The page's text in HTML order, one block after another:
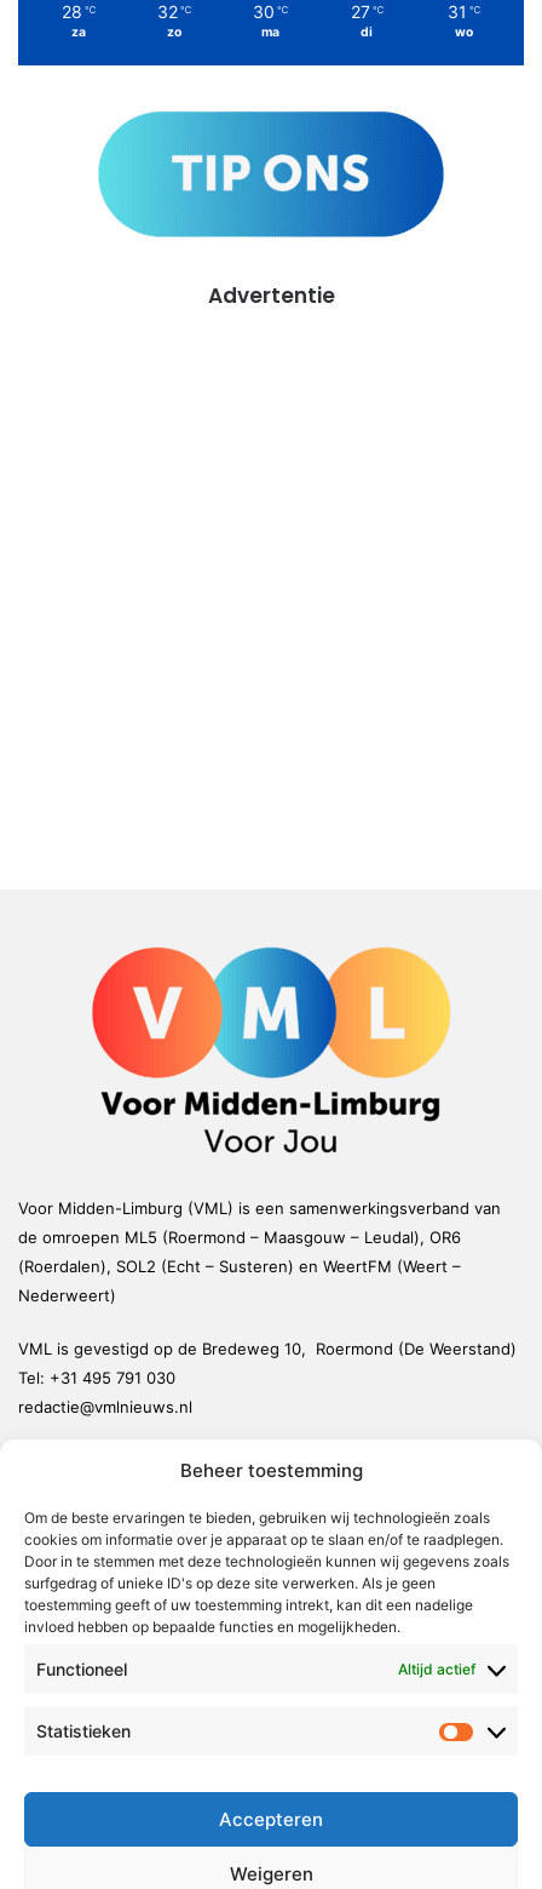
Beheer toestemming
Om de beste ervaringen te bieden, gebruiken wij technologieën zoals
cookies om informatie over je apparaat op te slaan en/of te raadplegen.
Door in te stemmen met deze technologieën kunnen wij gegevens zoals
surfgedrag of unieke ID's op deze site verwerken. Als je geen
toestemming geeft of uw toestemming intrekt, kan dit een nadelige
invloed hebben op bepaalde functies en mogelijkheden.
Functioneel Altijd actief
Statistieken
Accepteren
Weigeren
28 ℃
za
32 ℃
zo
30 ℃
ma
27 ℃
di
31 ℃
wo
Advertentie
Voor Midden-Limburg (VML) is een samenwerkingsverband van
de omroepen ML5 (Roermond – Maasgouw – Leudal), OR6
(Roerdalen), SOL2 (Echt – Susteren) en WeertFM (Weert –
Nederweert)
VML is gevestigd op de Bredeweg 10, Roermond (De Weerstand)
Tel: +31 495 791 030
redactie@vmlnieuws.nl
Leudal
Maasgouw
Echt-Susteren
Radio & TV